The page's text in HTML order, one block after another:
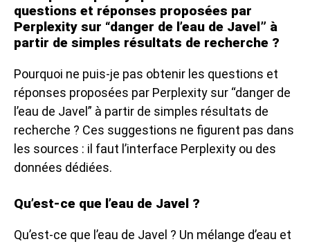
questions et réponses proposées par
Perplexity sur “danger de l’eau de Javel” à
partir de simples résultats de recherche ?
Pourquoi ne puis-je pas obtenir les questions et
réponses proposées par Perplexity sur “danger de
l’eau de Javel” à partir de simples résultats de
recherche ? Ces suggestions ne figurent pas dans
les sources : il faut l’interface Perplexity ou des
données dédiées.
Qu’est-ce que l’eau de Javel ?
Qu’est-ce que l’eau de Javel ? Un mélange d’eau et